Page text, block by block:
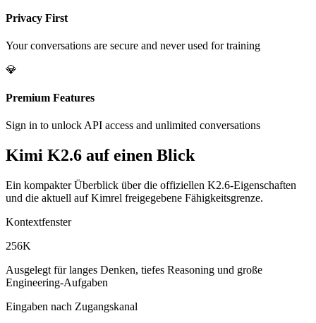
Privacy First
Your conversations are secure and never used for training
💎
Premium Features
Sign in to unlock API access and unlimited conversations
Kimi K2.6 auf einen Blick
Ein kompakter Überblick über die offiziellen K2.6-Eigenschaften
und die aktuell auf Kimrel freigegebene Fähigkeitsgrenze.
Kontextfenster
256K
Ausgelegt für langes Denken, tiefes Reasoning und große
Engineering-Aufgaben
Eingaben nach Zugangskanal